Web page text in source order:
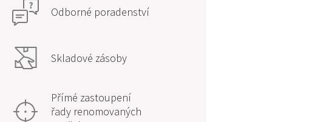
Odborné poradenství
Skladové zásoby
Přímé zastoupení
řady renomovaných